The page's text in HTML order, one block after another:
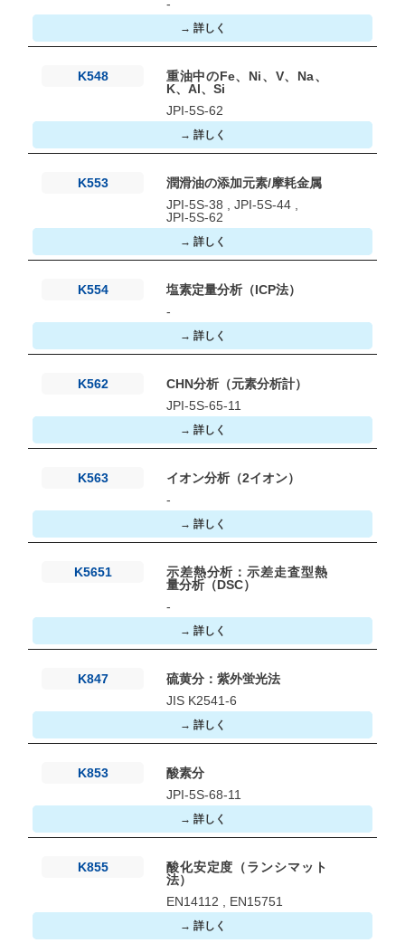
-
→ 詳しく
K548
重油中のFe、Ni、V、Na、
K、Al、Si
JPI-5S-62
→ 詳しく
K553
潤滑油の添加元素/摩耗金属
JPI-5S-38 , JPI-5S-44 ,
JPI-5S-62
→ 詳しく
K554
塩素定量分析（ICP法）
-
→ 詳しく
K562
CHN分析（元素分析計）
JPI-5S-65-11
→ 詳しく
K563
イオン分析（2イオン）
-
→ 詳しく
K5651
示差熱分析：示差走査型熱
量分析（DSC）
-
→ 詳しく
K847
硫黄分：紫外蛍光法
JIS K2541-6
→ 詳しく
K853
酸素分
JPI-5S-68-11
→ 詳しく
K855
酸化安定度（ランシマット
法）
EN14112 , EN15751
→ 詳しく